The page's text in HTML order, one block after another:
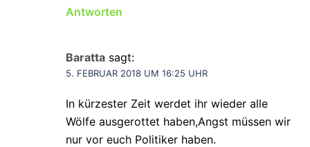
Antworten
Baratta sagt:
5. FEBRUAR 2018 UM 16:25 UHR
In kürzester Zeit werdet ihr wieder alle
Wölfe ausgerottet haben,Angst müssen wir
nur vor euch Politiker haben.